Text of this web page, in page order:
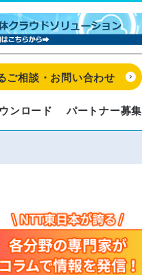
ンロード パートナー募集
ご相談・お問い合わせ